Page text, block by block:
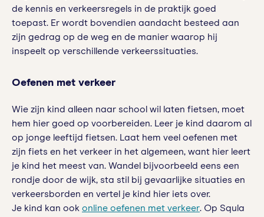
de kennis en verkeersregels in de praktijk goed
toepast. Er wordt bovendien aandacht besteed aan
zijn gedrag op de weg en de manier waarop hij
inspeelt op verschillende verkeerssituaties.
Oefenen met verkeer
Wie zijn kind alleen naar school wil laten fietsen, moet
hem hier goed op voorbereiden. Leer je kind daarom al
op jonge leeftijd fietsen. Laat hem veel oefenen met
zijn fiets en het verkeer in het algemeen, want hier leert
je kind het meest van. Wandel bijvoorbeeld eens een
rondje door de wijk, sta stil bij gevaarlijke situaties en
verkeersborden en vertel je kind hier iets over.
Je kind kan ook online oefenen met verkeer. Op Squla